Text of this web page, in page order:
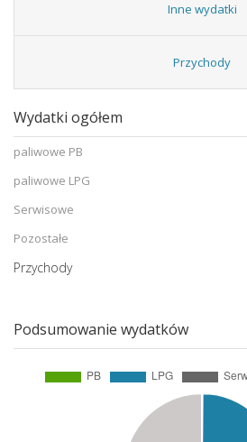
Inne wydatki
Przychody
Wydatki ogółem
paliwowe PB
paliwowe LPG
Serwisowe
Pozostałe
Przychody
Podsumowanie wydatków